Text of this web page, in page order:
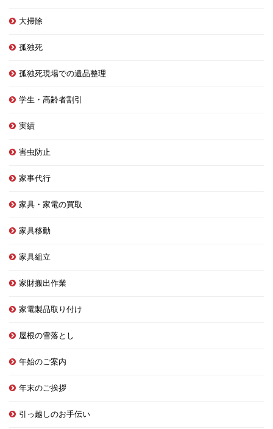
大掃除
孤独死
孤独死現場での遺品整理
学生・高齢者割引
実績
害虫防止
家事代行
家具・家電の買取
家具移動
家具組立
家財搬出作業
家電製品取り付け
屋根の雪落とし
年始のご案内
年末のご挨拶
引っ越しのお手伝い